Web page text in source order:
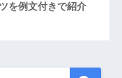
を例文付きで紹介